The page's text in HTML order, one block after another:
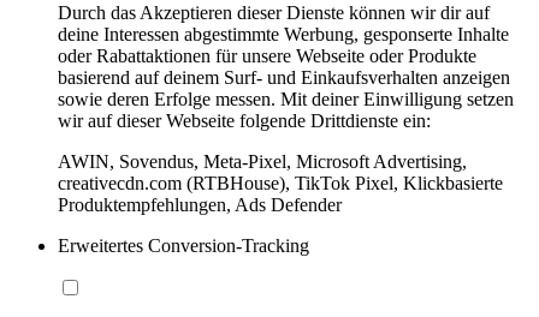
Durch das Akzeptieren dieser Dienste können wir dir auf
deine Interessen abgestimmte Werbung, gesponserte Inhalte
oder Rabattaktionen für unsere Webseite oder Produkte
basierend auf deinem Surf- und Einkaufsverhalten anzeigen
sowie deren Erfolge messen. Mit deiner Einwilligung setzen
wir auf dieser Webseite folgende Drittdienste ein:
AWIN, Sovendus, Meta-Pixel, Microsoft Advertising,
creativecdn.com (RTBHouse), TikTok Pixel, Klickbasierte
Produktempfehlungen, Ads Defender
Erweitertes Conversion-Tracking